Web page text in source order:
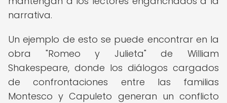
narrativa.
Un ejemplo de esto se puede encontrar en la
obra "Romeo y Julieta" de William
Shakespeare, donde los diálogos cargados
de confrontaciones entre las familias
Montesco y Capuleto generan un conflicto